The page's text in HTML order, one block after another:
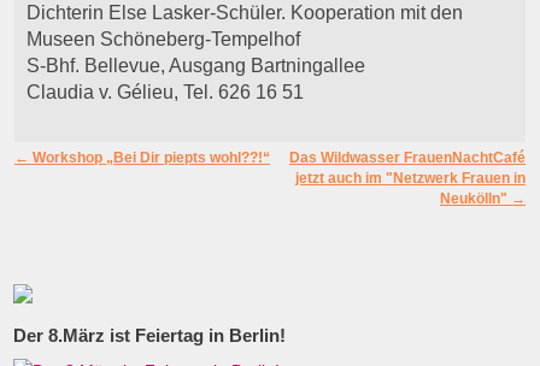
Dichterin Else Lasker-Schüler. Kooperation mit den
Museen Schöneberg-Tempelhof
S-Bhf. Bellevue, Ausgang Bartningallee
Claudia v. Gélieu, Tel. 626 16 51
Artikelnavigation
← Workshop „Bei Dir piepts wohl??!“
Das Wildwasser FrauenNachtCafé
jetzt auch im "Netzwerk Frauen in
Neukölln"
→
Der 8.März ist Feiertag in Berlin!